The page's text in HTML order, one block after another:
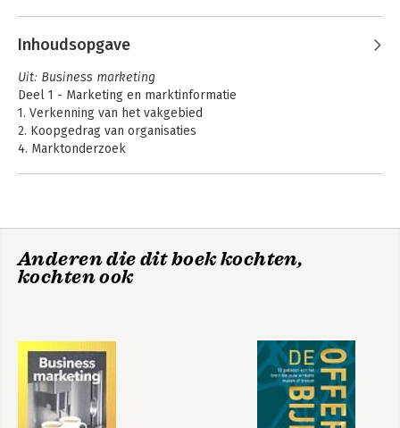
Business marketing.
Andere boeken door Kees
Gelderman
Professioneel
inkopen
Business marketing
Inhoudsopgave
Uit: Business marketing
Deel 1 - Marketing en marktinformatie
1. Verkenning van het vakgebied
2. Koopgedrag van organisaties
4. Marktonderzoek
8. Product
9. Service
Literatuuropgave
Register
Anderen die dit boek kochten,
kochten ook